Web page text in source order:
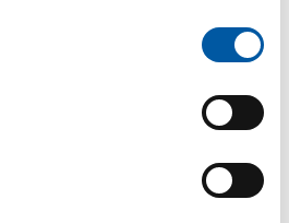
cookies que nous conservons
nous travaillons dans notre